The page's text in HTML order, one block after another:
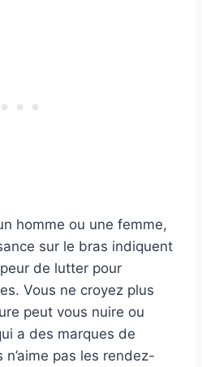
homme ou une femme,
sur le bras indiquent
de lutter pour
Vous ne croyez plus
peut vous nuire ou
a des marques de
pas les rendez-